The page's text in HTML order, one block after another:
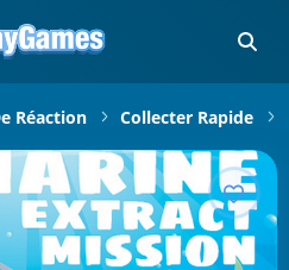
Réaction Collecter Rapide